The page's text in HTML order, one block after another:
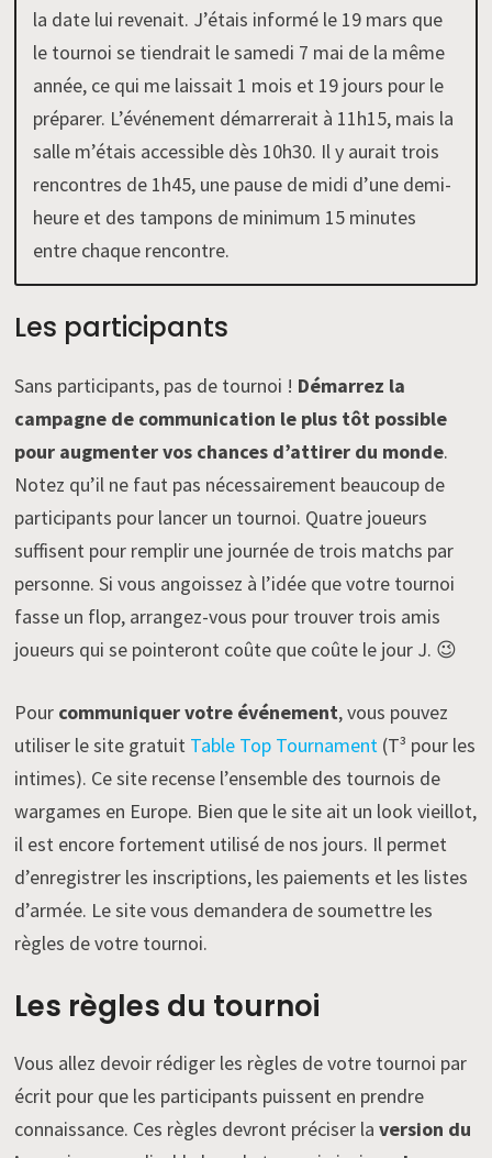
la date lui revenait. J’étais informé le 19 mars que
le tournoi se tiendrait le samedi 7 mai de la même
année, ce qui me laissait 1 mois et 19 jours pour le
préparer. L’événement démarrerait à 11h15, mais la
salle m’étais accessible dès 10h30. Il y aurait trois
rencontres de 1h45, une pause de midi d’une demi-
heure et des tampons de minimum 15 minutes
entre chaque rencontre.
Les participants
Sans participants, pas de tournoi ! Démarrez la
campagne de communication le plus tôt possible
pour augmenter vos chances d’attirer du monde.
Notez qu’il ne faut pas nécessairement beaucoup de
participants pour lancer un tournoi. Quatre joueurs
suffisent pour remplir une journée de trois matchs par
personne. Si vous angoissez à l’idée que votre tournoi
fasse un flop, arrangez-vous pour trouver trois amis
joueurs qui se pointeront coûte que coûte le jour J. 😉
Pour communiquer votre événement, vous pouvez
utiliser le site gratuit Table Top Tournament (T³ pour les
intimes). Ce site recense l’ensemble des tournois de
wargames en Europe. Bien que le site ait un look vieillot,
il est encore fortement utilisé de nos jours. Il permet
d’enregistrer les inscriptions, les paiements et les listes
d’armée. Le site vous demandera de soumettre les
règles de votre tournoi.
Les règles du tournoi
Vous allez devoir rédiger les règles de votre tournoi par
écrit pour que les participants puissent en prendre
connaissance. Ces règles devront préciser laversion du